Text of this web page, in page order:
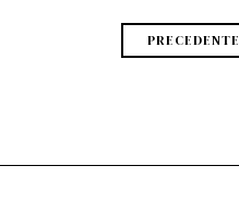
PRECEDENTE